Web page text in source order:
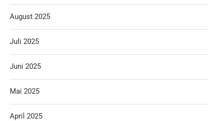
August 2025
Juli 2025
Juni 2025
Mai 2025
April 2025